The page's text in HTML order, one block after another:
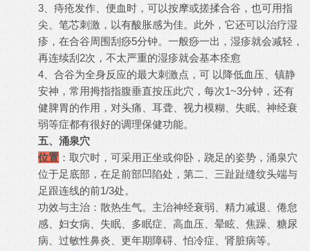
3、痔疮发作、便血时，可以按摩或搓揉合谷，也可用指
尖、笔芯刺激，以有酸胀感为佳。此外，它还可以治疗湿
疹，在合谷周围刮痧5分钟。一般痧一出，湿疹就会减轻，
再连续刮2次，不太严重的湿疹就会基本痊愈
4、合谷为全身反应的最大刺激点，可 以降低血压、镇静
安神，常用拇指指腹垂直按压此穴，每次1~3分钟，还有
健脾胃的作用，对头痛、耳聋、视力模糊、失眠、神经衰
弱等症都有很好的调理保健功能。
五、涌泉穴
位置 ：取穴时，可采用正坐或仰卧，跷足的姿势，涌泉穴
位于足底部，在足前部凹陷处，第二、三趾趾缝纹头端与
足跟连线的前1/3处。
功效与主治：散热生气。主治神经衰弱、精力减退、倦怠
感、妇女病、失眠、多眠症、高血压、晕眩、焦躁、糖尿
病、过敏性鼻炎、更年期障碍、怕冷症、肾脏病等。